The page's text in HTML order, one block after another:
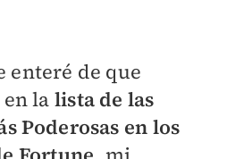
enteré de que
la lista de las
Poderosas en los